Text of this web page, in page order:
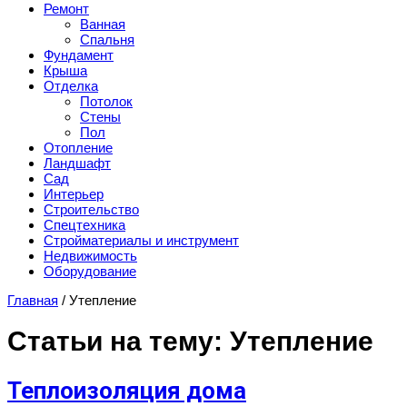
Ремонт
Ванная
Спальня
Фундамент
Крыша
Отделка
Потолок
Стены
Пол
Отопление
Ландшафт
Сад
Интерьер
Строительство
Спецтехника
Стройматериалы и инструмент
Недвижимость
Оборудование
Главная / Утепление
Статьи на тему: Утепление
Теплоизоляция дома